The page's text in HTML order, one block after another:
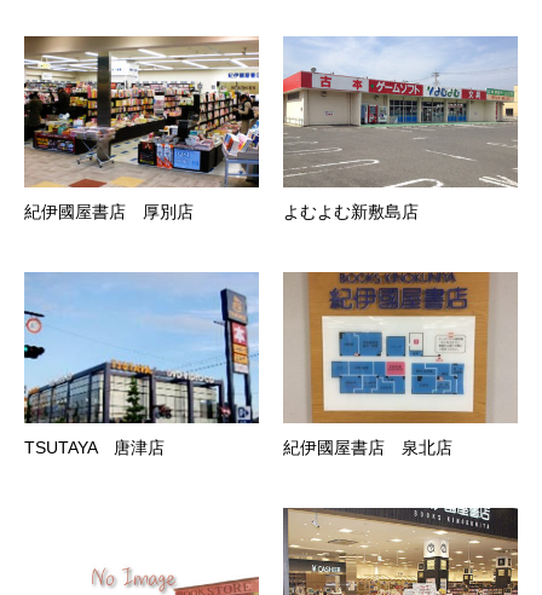
紀伊國屋書店 厚別店 よむよむ新敷島店
TSUTAYA 唐津店 紀伊國屋書店 泉北店